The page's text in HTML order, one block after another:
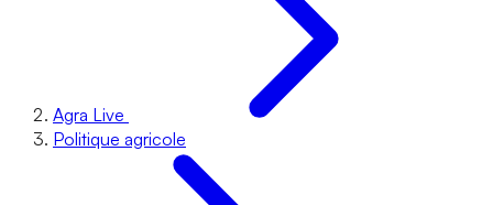
Agra Live
Politique agricole